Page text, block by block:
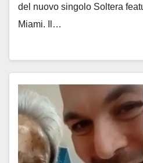
del nuovo singolo Soltera
Miami. Il…